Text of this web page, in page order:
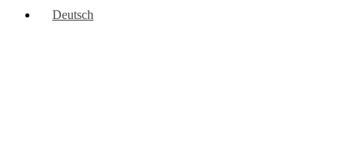
Deutsch